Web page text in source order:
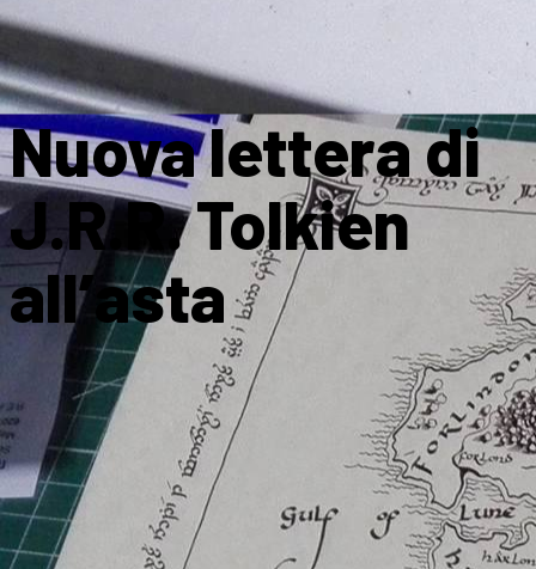
Nuova lettera di
J.R.R. Tolkien
all’asta